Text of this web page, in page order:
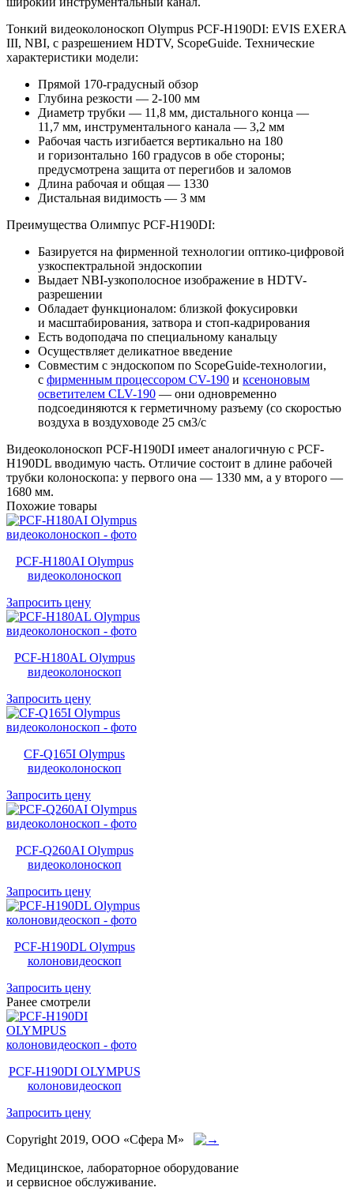
Тонкий видеоколоноскоп Olympus PCF-H190DI: EVIS EXERA
III, NBI, с разрешением HDTV, ScopeGuide. Технические
характеристики модели:
Прямой 170-градусный обзор
Глубина резкости — 2-100 мм
Диаметр трубки — 11,8 мм, дистального конца —
11,7 мм, инструментального канала — 3,2 мм
Рабочая часть изгибается вертикально на 180
и горизонтально 160 градусов в обе стороны;
предусмотрена защита от перегибов и заломов
Длина рабочая и общая — 1330
Дистальная видимость — 3 мм
Преимущества Олимпус PCF-H190DI:
Базируется на фирменной технологии оптико-цифровой
узкоспектральной эндоскопии
Выдает NBI-узкополосное изображение в HDTV-
разрешении
Обладает функционалом: близкой фокусировки
и масштабирования, затвора и стоп-кадрирования
Есть водоподача по специальному канальцу
Осуществляет деликатное введение
Совместим с эндоскопом по ScopeGuide-технологии,
с фирменным процессором CV-190 и ксеноновым
осветителем CLV-190 — они одновременно
подсоединяются к герметичному разъему (со скоростью
воздуха в воздуховоде 25 см3/с
Видеоколоноскоп PCF-H190DI имеет аналогичную с PCF-
H190DL вводимую часть. Отличие состоит в длине рабочей
трубки колоноскопа: у первого она — 1330 мм, а у второго —
1680 мм.
Похожие товары
PCF-H180AI Olympus
видеоколоноскоп
Запросить цену
PCF-H180AL Olympus
видеоколоноскоп
Запросить цену
CF-Q165I Olympus
видеоколоноскоп
Запросить цену
PCF-Q260AI Olympus
видеоколоноскоп
Запросить цену
PCF-H190DL Olympus
колоновидеоскоп
Запросить цену
Ранее смотрели
PCF-H190DI OLYMPUS
колоновидеоскоп
Запросить цену
Copyright 2019, ООО «Сфера М»
Медицинское, лабораторное оборудование
и сервисное обслуживание.